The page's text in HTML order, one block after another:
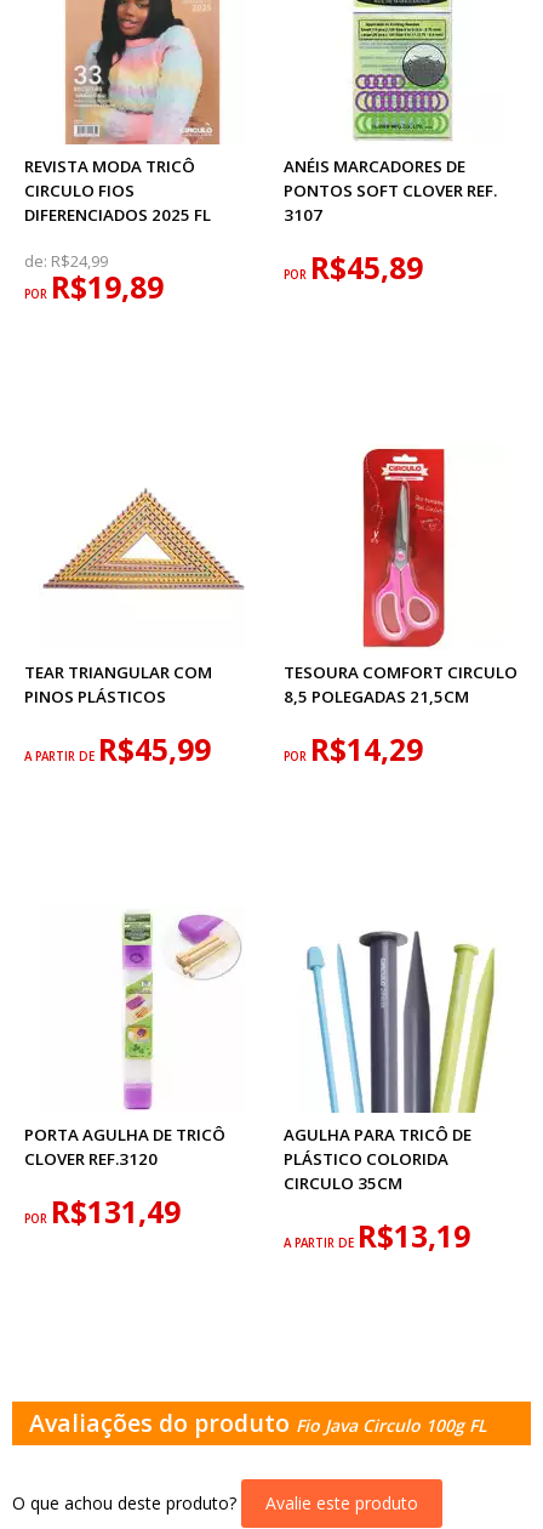
REVISTA MODA TRICÔ
CIRCULO FIOS
DIFERENCIADOS 2025 FL
de: R$24,99
POR R$19,89
ANÉIS MARCADORES DE
PONTOS SOFT CLOVER REF.
3107
POR R$45,89
TEAR TRIANGULAR COM
PINOS PLÁSTICOS
A PARTIR DE R$45,99
TESOURA COMFORT CIRCULO
8,5 POLEGADAS 21,5CM
POR R$14,29
PORTA AGULHA DE TRICÔ
CLOVER REF.3120
POR R$131,49
AGULHA PARA TRICÔ DE
PLÁSTICO COLORIDA
CIRCULO 35CM
A PARTIR DE R$13,19
Avaliações do produto Fio Java Circulo 100g FL
O que achou deste produto? Avalie este produto